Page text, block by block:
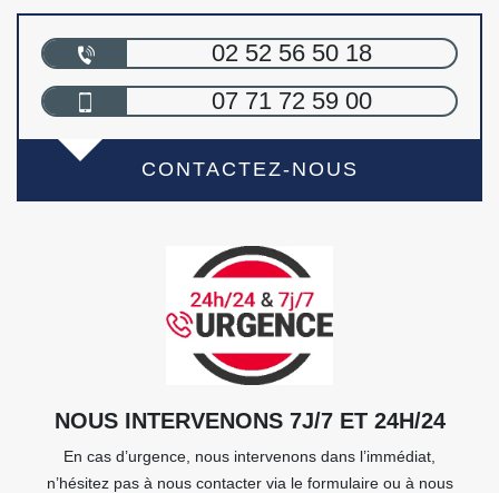
02 52 56 50 18
07 71 72 59 00
CONTACTEZ-NOUS
NOUS INTERVENONS 7J/7 ET 24H/24
En cas d’urgence, nous intervenons dans l’immédiat,
n’hésitez pas à nous contacter via le formulaire ou à nous